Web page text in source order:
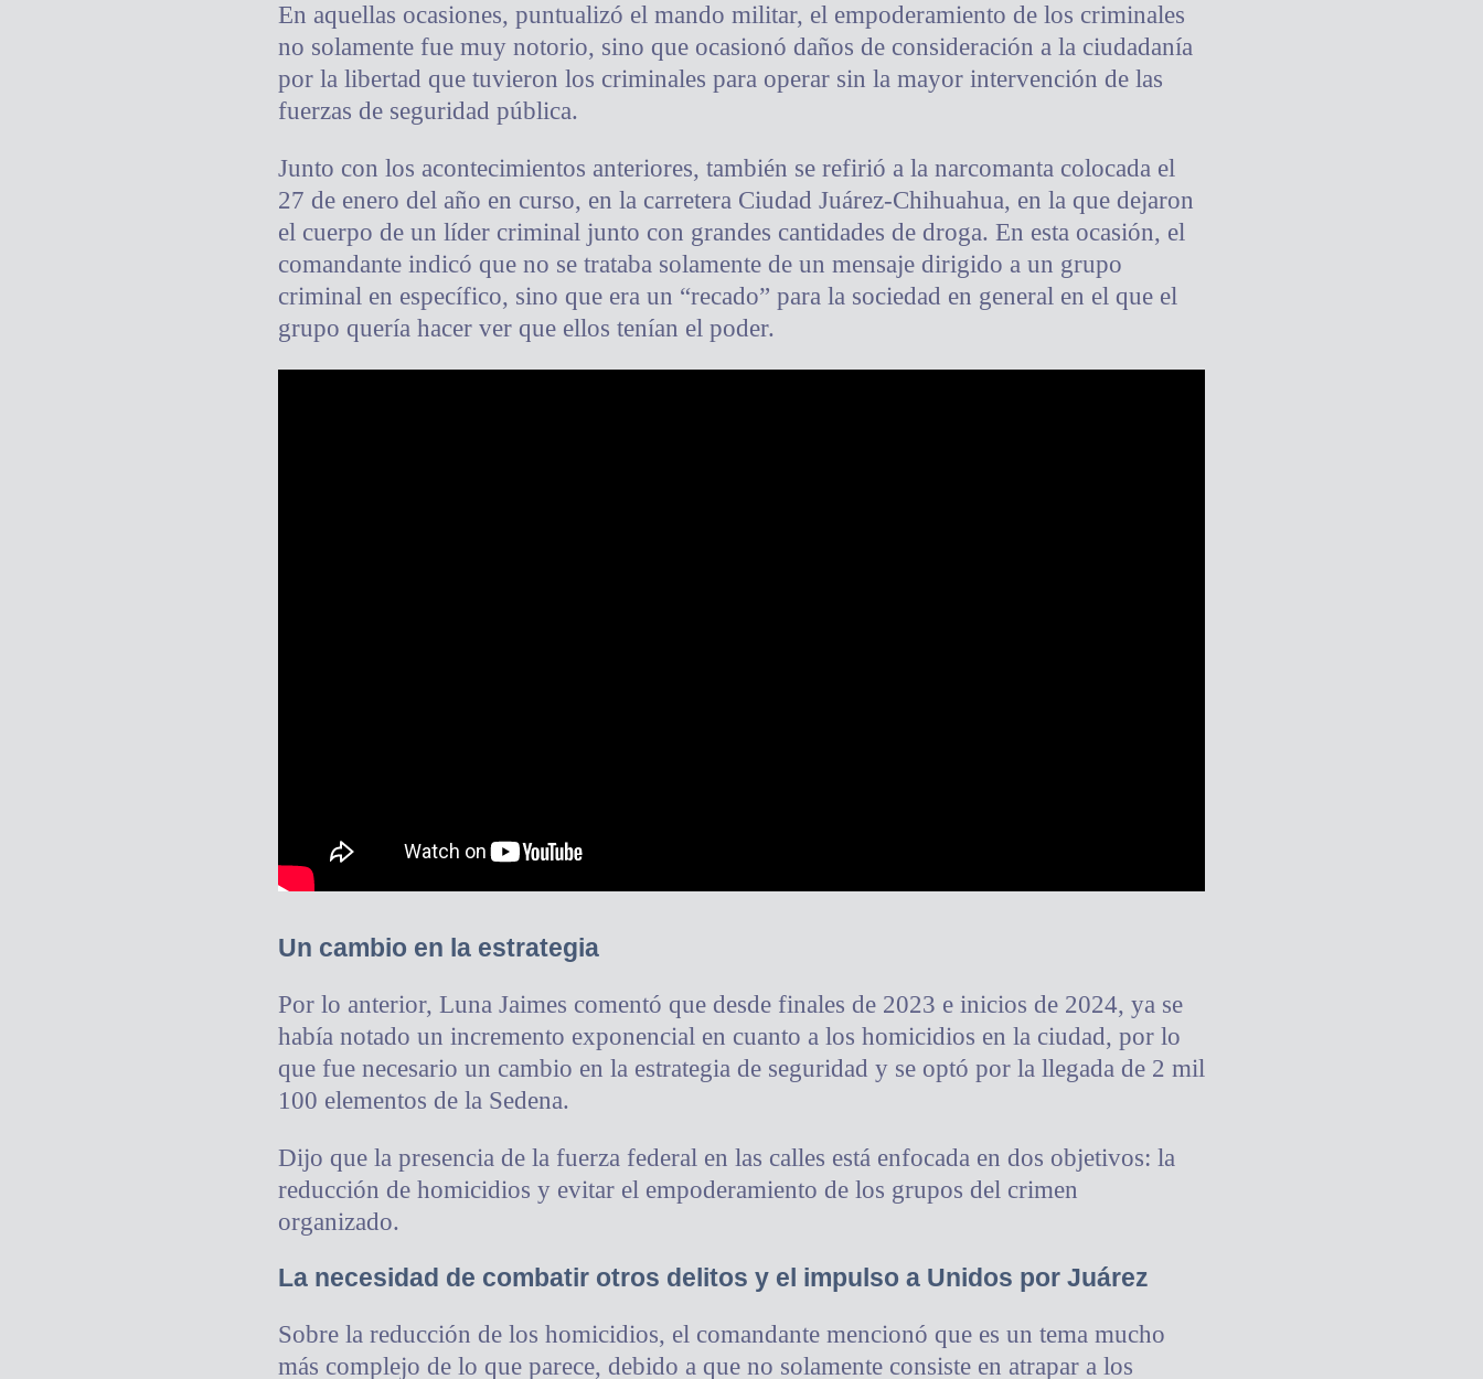
En aquellas ocasiones, puntualizó el mando militar, el empoderamiento de los criminales
no solamente fue muy notorio, sino que ocasionó daños de consideración a la ciudadanía
por la libertad que tuvieron los criminales para operar sin la mayor intervención de las
fuerzas de seguridad pública.
Junto con los acontecimientos anteriores, también se refirió a la narcomanta colocada el
27 de enero del año en curso, en la carretera Ciudad Juárez-Chihuahua, en la que dejaron
el cuerpo de un líder criminal junto con grandes cantidades de droga. En esta ocasión, el
comandante indicó que no se trataba solamente de un mensaje dirigido a un grupo
criminal en específico, sino que era un “recado” para la sociedad en general en el que el
grupo quería hacer ver que ellos tenían el poder.
Un cambio en la estrategia
Por lo anterior, Luna Jaimes comentó que desde finales de 2023 e inicios de 2024, ya se
había notado un incremento exponencial en cuanto a los homicidios en la ciudad, por lo
que fue necesario un cambio en la estrategia de seguridad y se optó por la llegada de 2 mil
100 elementos de la Sedena.
Dijo que la presencia de la fuerza federal en las calles está enfocada en dos objetivos: la
reducción de homicidios y evitar el empoderamiento de los grupos del crimen
organizado.
La necesidad de combatir otros delitos y el impulso a Unidos por Juárez
Sobre la reducción de los homicidios, el comandante mencionó que es un tema mucho
más complejo de lo que parece, debido a que no solamente consiste en atrapar a los